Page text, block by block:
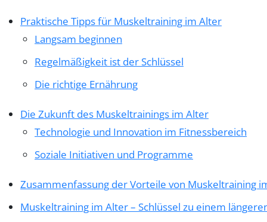
Praktische Tipps für Muskeltraining im Alter
Langsam beginnen
Regelmäßigkeit ist der Schlüssel
Die richtige Ernährung
Die Zukunft des Muskeltrainings im Alter
Technologie und Innovation im Fitnessbereich
Soziale Initiativen und Programme
Zusammenfassung der Vorteile von Muskeltraining
Muskeltraining im Alter – Schlüssel zu einem